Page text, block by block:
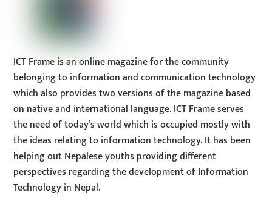
ICT Frame is an online magazine for the community
belonging to information and communication technology
which also provides two versions of the magazine based
on native and international language. ICT Frame serves
the need of today’s world which is occupied mostly with
the ideas relating to information technology. It has been
helping out Nepalese youths providing different
perspectives regarding the development of Information
Technology in Nepal.